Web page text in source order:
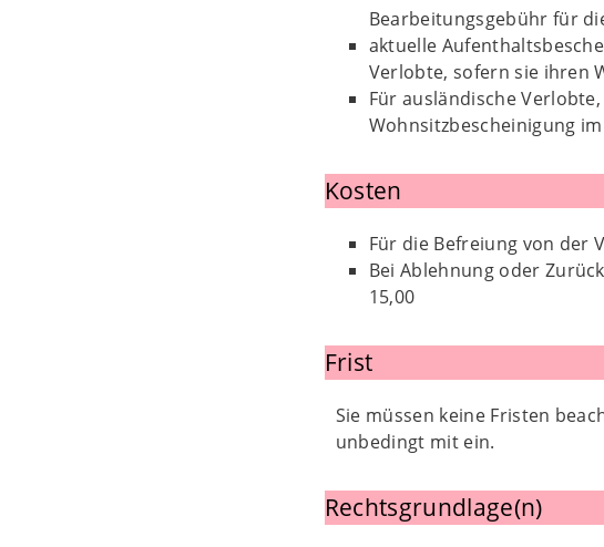
Bearbeitungsgebühr für
aktuelle
Verlobte, sofern sie ihren
Für ausländische
Wohnsitzbescheinigung
Kosten
Für die Befreiung von der
Bei Ablehnung oder
15,00
Frist
Sie müssen keine Fristen
unbedingt mit ein.
Rechtsgrundlage(n)